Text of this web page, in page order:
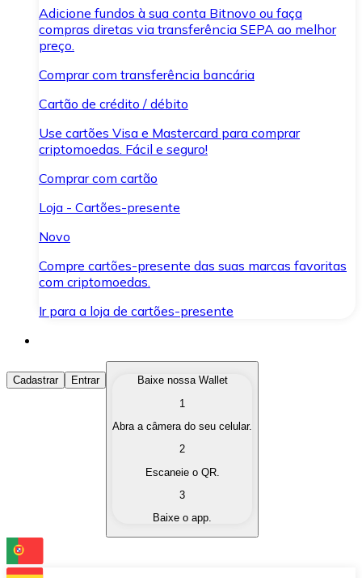
Adicione fundos à sua conta Bitnovo ou faça
compras diretas via transferência SEPA ao melhor
preço.
Comprar com transferência bancária
Cartão de crédito / débito
Use cartões Visa e Mastercard para comprar
criptomoedas. Fácil e seguro!
Comprar com cartão
Loja - Cartões-presente
Novo
Compre cartões-presente das suas marcas favoritas
com criptomoedas.
Ir para a loja de cartões-presente
Comprar Criptomoedas
Compre as criptomoedas de seu interesse de forma
Converta suas criptomoedas em moeda fiduciária
Troque uma criptomoeda por outra
Cadastrar Entrar
Baixe nossa Wallet
1
Abra a câmera do seu celular.
2
Escaneie o QR.
3
Baixe o app.